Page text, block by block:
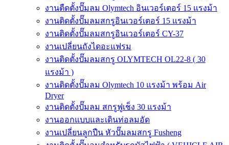
งานตืดตั้งปั๊มลม Olymtech อินเวอร์เตอร์ 15 แรงม้า
งานติดตั้งปั๊มลมสกรูอินเวอร์เตอร์ 15 แรงม้า
งานติดตั้งปั๊มลมสกรูอินเวอร์เตอร์ CY-37
งานเปลี่ยนถังไดอะแฟรม
งานติดตั้งปั๊มลมสกรู OLYMTECH OL22-8 ( 30
แรงม้า )
งานติดตั้งปั๊มลม Olymtech 10 แรงม้า พร้อม Air
Dryer
งานติดตั้งปั๊มลม สกรูฟูเช็ง 30 แรงม้า
งานออกแบบและเดินท่อลมอัด
งานเปลี่ยนลูกปืน หัวปั๊มลมสกรู Fusheng